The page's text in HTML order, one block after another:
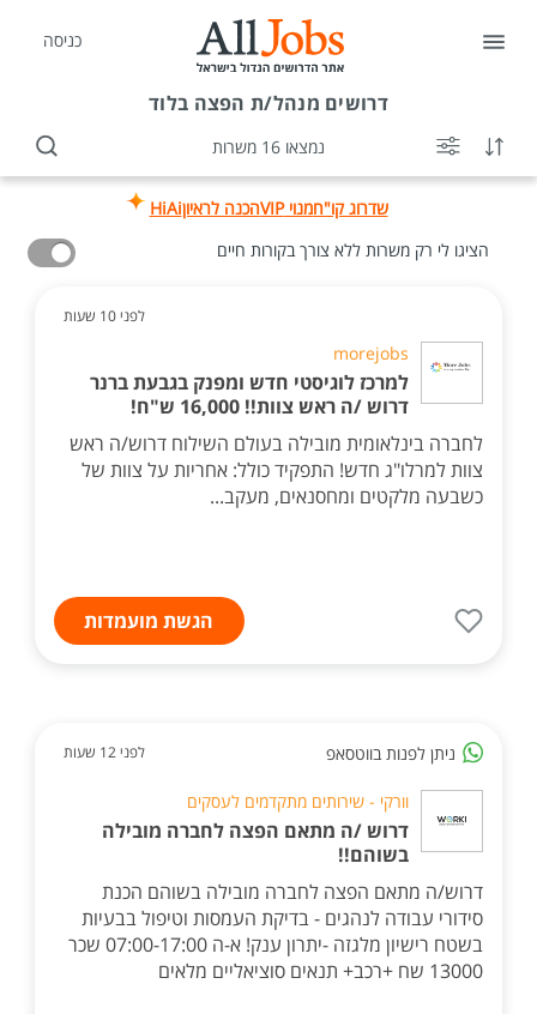
כניסה
דרושים מנהל/ת הפצה בלוד
נמצאו 16 משרות
שדרוג קו"חמנוי VIP הכנה לראיוןHiAi
הציגו לי רק משרות ללא צורך בקורות חיים
לפני 10 שעות
morejobs
למרכז לוגיסטי חדש ומפנק בגבעת ברנר
דרוש /ה ראש צוות!! 16,000 ש"ח!
לחברה בינלאומית מובילה בעולם השילוח דרוש/ה ראש
צוות למרלו"ג חדש! התפקיד כולל: אחריות על צוות של
כשבעה מלקטים ומחסנאים, מעקב...
הגשת מועמדות
ניתן לפנות בווטסאפ לפני 12 שעות
וורקי - שירותים מתקדמים לעסקים
דרוש /ה מתאם הפצה לחברה מובילה
בשוהם!!
דרוש/ה מתאם הפצה לחברה מובילה בשוהם הכנת
סידורי עבודה לנהגים - בדיקת העמסות וטיפול בבעיות
בשטח רישיון מלגזה -יתרון ענק! א-ה 07:00-17:00 שכר
13000 שח +רכב+ תנאים סוציאליים מלאים